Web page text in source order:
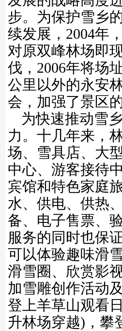
步。为保护雪乡
续发展，2004年
对原双峰林场即
伐，2006年将场
公里以外的永安
会，加强了景区
为快速推动雪
力。十几年来，
场、雪具店、大
中心、游客接待
宾馆和特色家庭
水、供电、供热
备、电子售票、
服务的同时也保
可以体验趣味滑
滑雪圈、欣赏影
加雪雕创作活动
登上羊草山观看
升林场穿越)，攀